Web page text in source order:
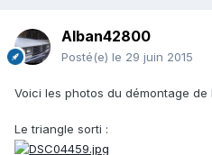
Alban42800
Posté(e) le 29 juin 2015
Voici les photos du démontage de
Le triangle sorti :